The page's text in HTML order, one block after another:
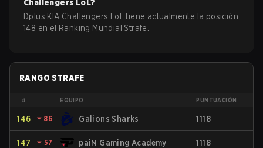
Challengers LoL?
Dplus KIA Challengers LoL tiene actualmente la posición
148 en el Ranking Mundial Strafe.
RANGO STRAFE
# EQUIPO PUNTUACIÓN
146 ⏷ 86 Galions Sharks 1118
147 ⏷ 57 paiN Gaming Academy 1118